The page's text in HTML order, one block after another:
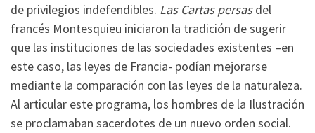
de privilegios indefendibles. Las Cartas persasdel
francés Montesquieu iniciaron la tradición de sugerir
que las instituciones de las sociedades existentes –en
este caso, las leyes de Francia- podían mejorarse
mediante la comparación con las leyes de la naturaleza.
Al articular este programa, los hombres de la Ilustración
se proclamaban sacerdotes de un nuevo orden social.